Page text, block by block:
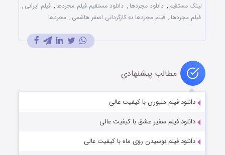
لینک مستقیم , دانلود مجردها , دانلود مستقیم فیلم مجردها , فیلم ایرانی ,
فیلم مجردها , فیلم مجردها به کارگردانی اصغر هاشمی , مجردها
مطالب پیشنهادی
دانلود فیلم ملبورن با کیفیت عالی
دانلود فیلم سفیر عشق با کیفیت عالی
دانلود فیلم بوسیدن روی ماه با کیفیت عالی